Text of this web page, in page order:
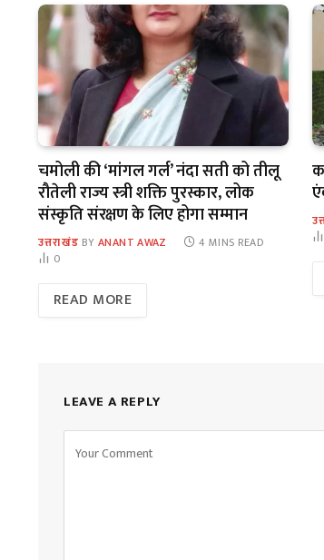
चमोली की ‘मांगल गर्ल’ नंदा सती को तीलू
रौतेली राज्य स्त्री शक्ति पुरस्कार, लोक
संस्कृति संरक्षण के लिए होगा सम्मान
उत्तराखंड BY ANANT AWAZ
4 MINS READ
0
READ MORE
LEAVE A REPLY